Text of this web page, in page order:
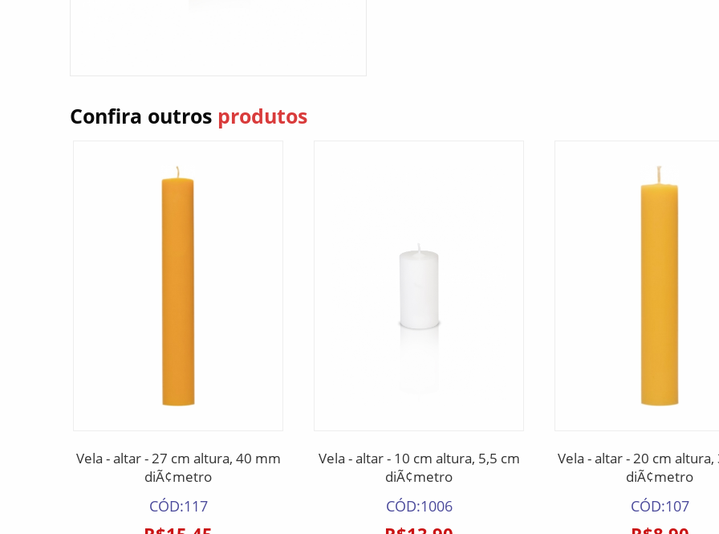
Confira outros produtos
Vela - altar - 27 cm altura, 40 mm
diÃ¢metro
CÓD:117
Vela - altar - 10 cm altura, 5,5 cm
diÃ¢metro
CÓD:1006
Vela - altar - 20 cm
diÃ¢metro
CÓD:107